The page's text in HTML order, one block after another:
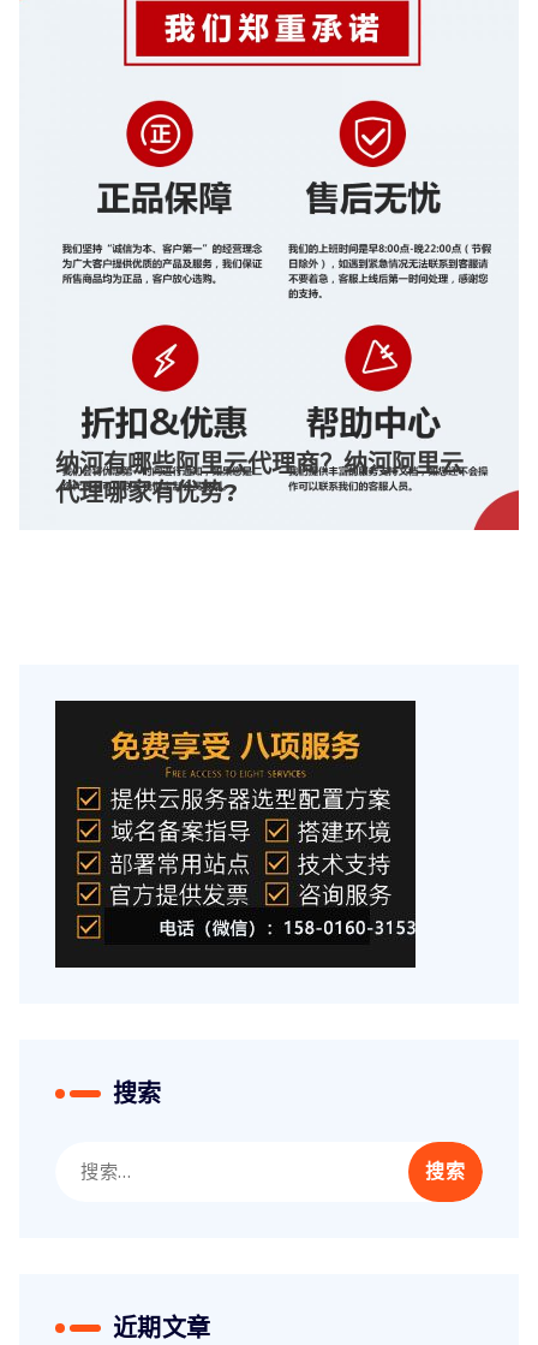
纳河有哪些阿里云代理商？纳河阿里云
代理哪家有优势?
搜索
索：
近期文章